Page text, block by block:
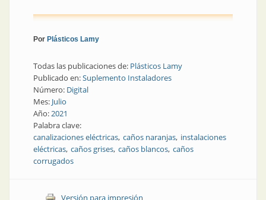
Por Plásticos Lamy
Todas las publicaciones de: Plásticos Lamy
Publicado en:Suplemento Instaladores
Número: Digital
Mes: Julio
Año:2021
Palabra clave:
canalizaciones eléctricas caños naranjas instalaciones
eléctricas caños grises caños blancos caños
corrugados
Versión para impresión